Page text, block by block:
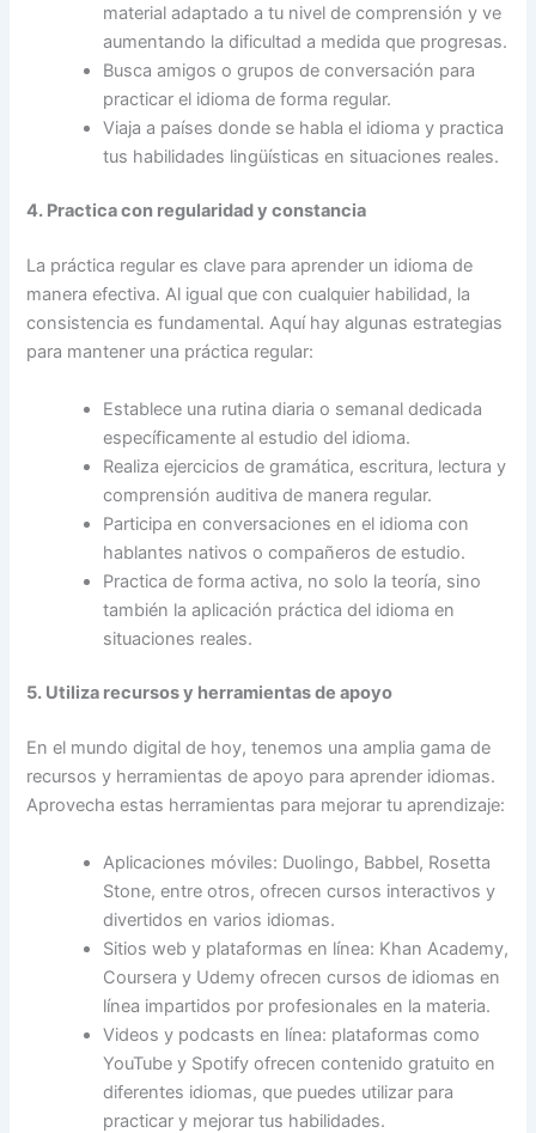
material adaptado a tu nivel de comprensión y ve
aumentando la dificultad a medida que progresas.
Busca amigos o grupos de conversación para
practicar el idioma de forma regular.
Viaja a países donde se habla el idioma y practica
tus habilidades lingüísticas en situaciones reales.
4. Practica con regularidad y constancia
La práctica regular es clave para aprender un idioma de
manera efectiva. Al igual que con cualquier habilidad, la
consistencia es fundamental. Aquí hay algunas estrategias
para mantener una práctica regular:
Establece una rutina diaria o semanal dedicada
específicamente al estudio del idioma.
Realiza ejercicios de gramática, escritura, lectura y
comprensión auditiva de manera regular.
Participa en conversaciones en el idioma con
hablantes nativos o compañeros de estudio.
Practica de forma activa, no solo la teoría, sino
también la aplicación práctica del idioma en
situaciones reales.
5. Utiliza recursos y herramientas de apoyo
En el mundo digital de hoy, tenemos una amplia gama de
recursos y herramientas de apoyo para aprender idiomas.
Aprovecha estas herramientas para mejorar tu aprendizaje:
Aplicaciones móviles: Duolingo, Babbel, Rosetta
Stone, entre otros, ofrecen cursos interactivos y
divertidos en varios idiomas.
Sitios web y plataformas en línea: Khan Academy,
Coursera y Udemy ofrecen cursos de idiomas en
línea impartidos por profesionales en la materia.
Videos y podcasts en línea: plataformas como
YouTube y Spotify ofrecen contenido gratuito en
diferentes idiomas, que puedes utilizar para
practicar y mejorar tus habilidades.